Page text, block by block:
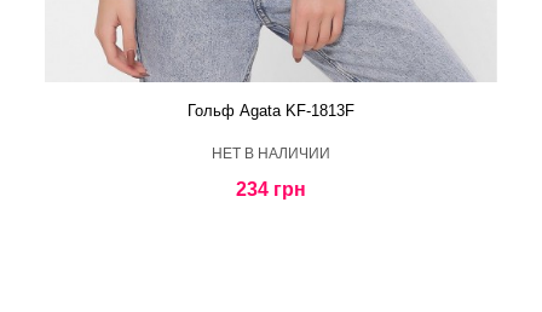
Гольф Agata KF-1813F
HЕТ В НАЛИЧИИ
234 грн